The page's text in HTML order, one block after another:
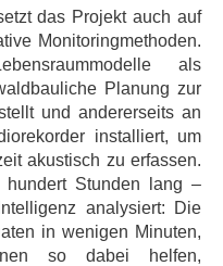
das Projekt auch auf
Monitoringmethoden.
als
Planung zur
und andererseits an
installiert, um
akustisch zu erfassen.
hundert Stunden lang –
analysiert: Die
in wenigen Minuten,
so dabei helfen,